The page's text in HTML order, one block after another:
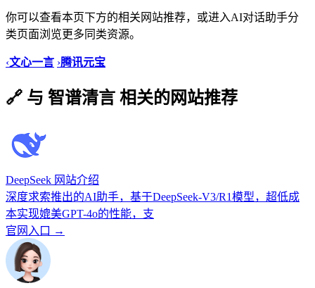
你可以查看本页下方的相关网站推荐，或进入AI对话助手分
类页面浏览更多同类资源。
‹文心一言 ›腾讯元宝
🔗 与 智谱清言 相关的网站推荐
DeepSeek 网站介绍
深度求索推出的AI助手，基于DeepSeek-V3/R1模型，超低成
本实现媲美GPT-4o的性能，支
官网入口 →